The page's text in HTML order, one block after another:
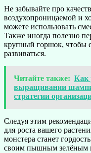
Не забывайте про
воздухопроницаемой и
можете использовать
Также иногда полезно
крупный горшок, чтобы
развиваться.
Читайте также: Как
выращивании
стратегии
Следуя этим
для роста вашего
монстера станет
своим пышным зелёным